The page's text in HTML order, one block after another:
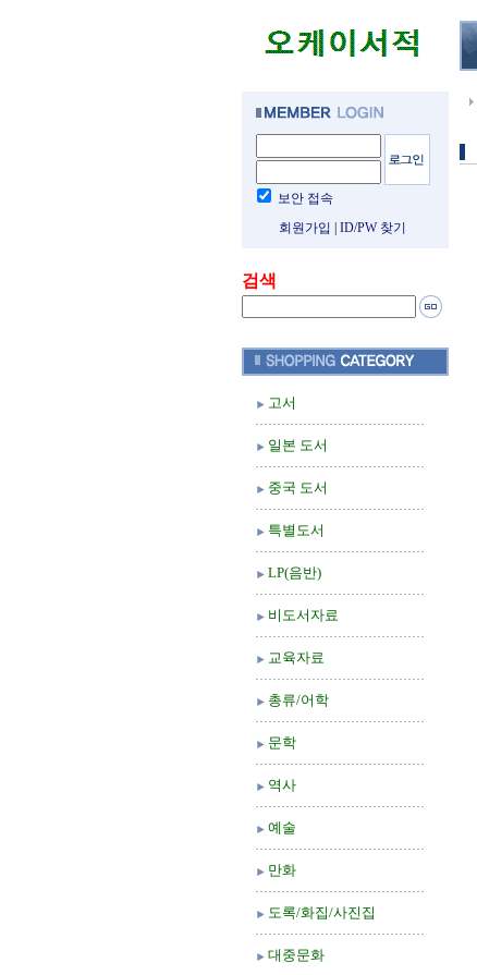
보안 접속
회원가입
ID/PW 찾기
검색
고서
일본 도서
중국 도서
특별도서
LP(음반)
비도서자료
교육자료
총류/어학
문학
역사
예술
만화
도록/화집/사진집
대중문화